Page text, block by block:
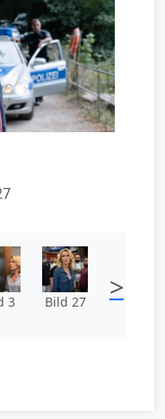
3 Bild 27 >